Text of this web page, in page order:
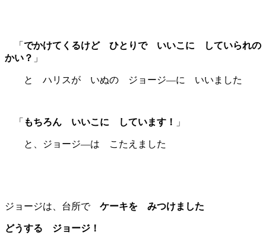
「 でかけてくるけど ひとりで いいこに していられの
かい？ 」
と ハリスが いぬの ジョージ―に いいました
「 もちろん いいこに しています！ 」
と、ジョージ―は こたえました
ジョージは、台所でケーキを みつけました
どうする ジョージ！